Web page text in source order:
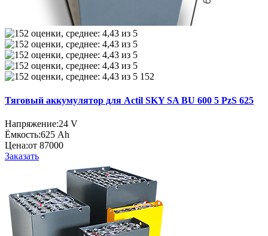
152
Тяговый аккумулятор для Actil SKY SA BU 600 5 PzS 625
Напряжение:24 V
Ёмкость:625 Ah
Цена:от 87000
Заказать